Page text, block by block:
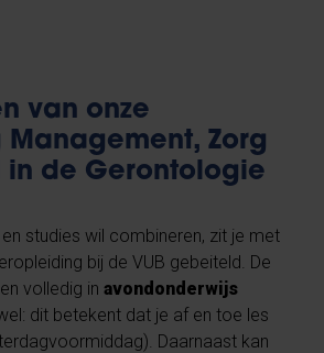
van onze
Zorg
in de Gerontologie
studies wil combineren, zit je met
bij de VUB gebeiteld. De
volledig inavondonderwijs
dit betekent dat je af en toe les
Daarnaast kan